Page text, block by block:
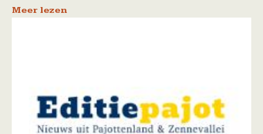
Meer lezen